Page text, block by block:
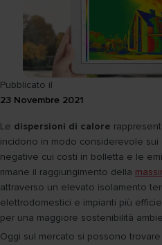
Pubblicato il
23 Novembre 2021
Le dispersioni di calore
incidono in modo considerevole
negative cui costi in bolletta e le
rimane il raggiungimento della
attraverso un elevato isolamento
elettrodomestici e impianti più
per una maggiore sostenibilità
Oggi sul mercato si possono